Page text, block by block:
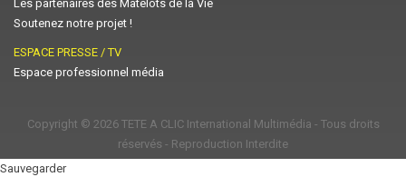
Les partenaires des Matelots de la Vie
Soutenez notre projet !
ESPACE PRESSE / TV
Espace professionnel média
Copyright © 2026 TETE A CLIC International Multimédia - Tous droits
réservés - Reproduction Interdite
Sauvegarder